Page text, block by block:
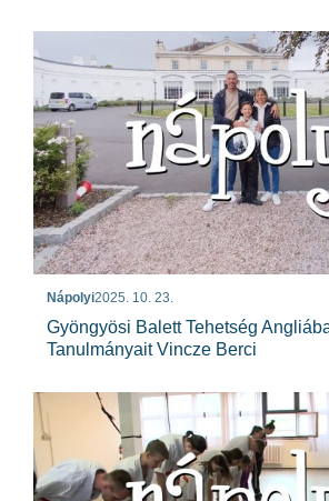
Nápolyi2025. 10. 23.
Gyöngyösi Balett Tehetség
Tanulmányait Vincze Berci